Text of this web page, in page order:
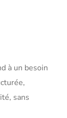
à un besoin
sans